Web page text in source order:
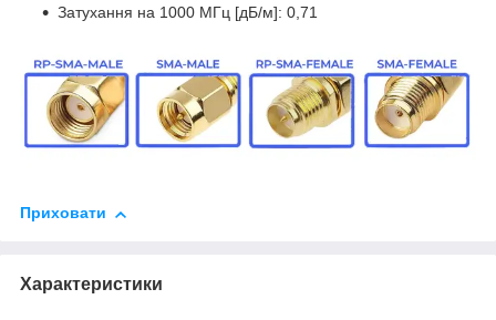
Затухання на 1000 МГц [дБ/м]: 0,71
Приховати
Характеристики